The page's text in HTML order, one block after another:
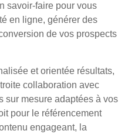
savoir-faire pour vous
en ligne, générer des
de vos prospects
et orientée résultats,
collaboration avec
sur mesure adaptées à vos
pour le référencement
engageant, la